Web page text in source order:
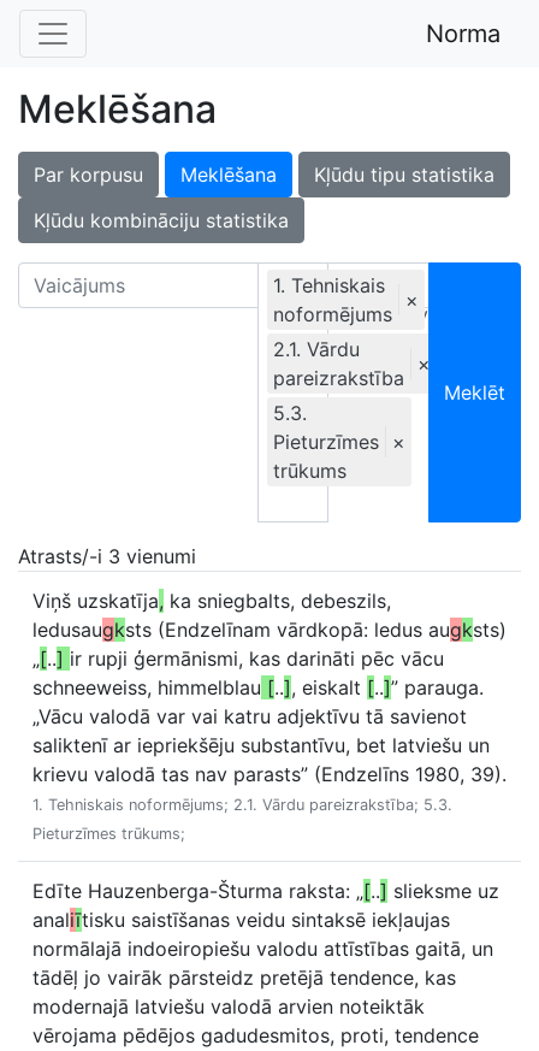
Norma
Meklēšana
Par korpusu Meklēšana
Kļūdu tipu statistika
Kļūdu kombināciju statistika
1. Tehniskais
noformējums
×
2.1. Vārdu
pareizrakstība
×
5.3.
Pieturzīmes
trūkums
×
Ekskluzīvi
Meklēt
Atrasts/-i 3 vienumi
Viņš uzskatīja, ka sniegbalts, debeszils,
ledusaugksts (Endzelīnam vārdkopā: ledus augksts)
„[..] ir rupji ģermānismi, kas darināti pēc vācu
schneeweiss, himmelblau [..], eiskalt [..]” parauga.
„Vācu valodā var vai katru adjektīvu tā savienot
saliktenī ar iepriekšēju substantīvu, bet latviešu un
krievu valodā tas nav parasts” (Endzelīns 1980, 39).
1. Tehniskais noformējums; 2.1. Vārdu pareizrakstība; 5.3.
Pieturzīmes trūkums;
Edīte Hauzenberga-Šturma raksta: „[..] slieksme uz
analiītisku saistīšanas veidu sintaksē iekļaujas
normālajā indoeiropiešu valodu attīstības gaitā, un
tādēļ jo vairāk pārsteidz pretējā tendence, kas
modernajā latviešu valodā arvien noteiktāk
vērojama pēdējos gadudesmitos, proti, tendence